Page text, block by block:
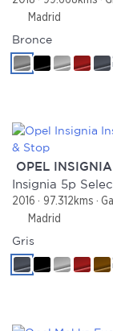
Madrid
Bronce
OPEL INSIGNIA
2016 97.312kms
Madrid
Gris